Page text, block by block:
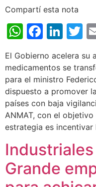
Compartí esta nota
El Gobierno acelera su
medicamentos se
para el ministro
dispuesto a promover
países con baja
ANMAT, con el
estrategia es
Grande